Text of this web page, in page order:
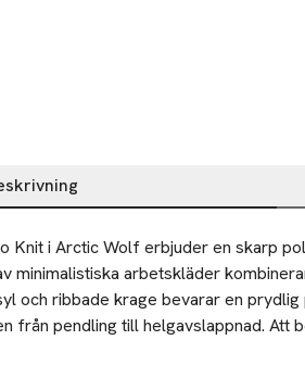
Knit i Arctic Wolf erbjuder en skarp
minimalistiska arbetskläder
och ribbade krage bevarar en
från pendling till helgavslappnad. Att